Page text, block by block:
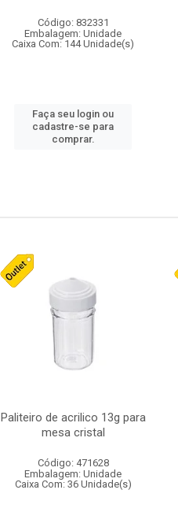
Código: 832331
Embalagem: Unidade
Caixa Com: 144 Unidade(s)
Faça seu login ou
cadastre-se para
comprar.
Paliteiro de acrilico 13g para
mesa cristal
Código: 471628
Embalagem: Unidade
Caixa Com: 36 Unidade(s)